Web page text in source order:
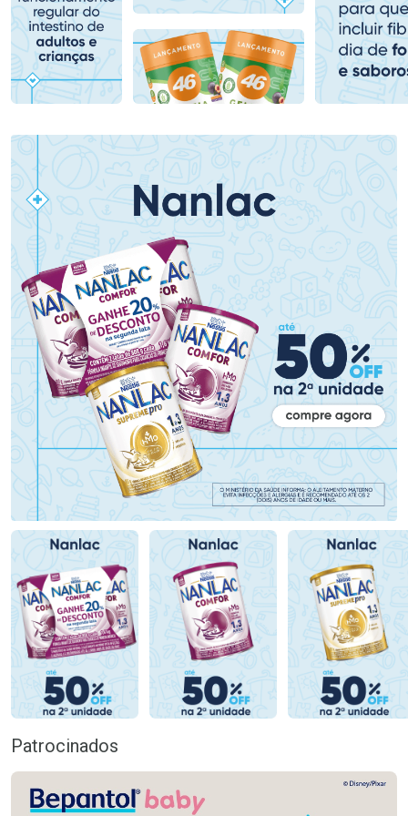
Comprar sem Desconto
Por R$ 153,99/cada
Comprar sem Desconto
Por R$ 153,99/cada
Comprar sem Desconto
Por R$ 478,99/cada
Comprar sem Desconto
Por R$ 478,99/cada
Patrocinados